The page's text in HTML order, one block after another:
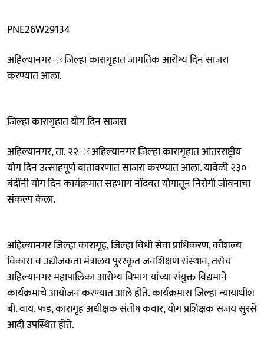
PNE26W29134
अहिल्यानगर ः जिल्हा कारागृहात जागतिक आरोग्य दिन साजरा
करण्यात आला.
जिल्हा कारागृहात योग दिन साजरा
अहिल्यानगर, ता. २२ ः अहिल्यानगर जिल्हा कारागृहात आंतरराष्ट्रीय
योग दिन उत्साहपूर्ण वातावरणात साजरा करण्यात आला. यावेळी २३०
बंदींनी योग दिन कार्यक्रमात सहभाग नोंदवत योगातून निरोगी जीवनाचा
संकल्प केला.
अहिल्यानगर जिल्हा कारागृह, जिल्हा विधी सेवा प्राधिकरण, कौशल्य
विकास व उद्योजकता मंत्रालय पुरस्कृत जनशिक्षण संस्थान, तसेच
अहिल्यानगर महापालिका आरोग्य विभाग यांच्या संयुक्त विद्यमाने
कार्यक्रमाचे आयोजन करण्यात आले होते. कार्यक्रमास जिल्हा न्यायाधीश
बी. वाय. फड, कारागृह अधीक्षक संतोष कवार, योग प्रशिक्षक संजय सुरसे
आदी उपस्थित होते.